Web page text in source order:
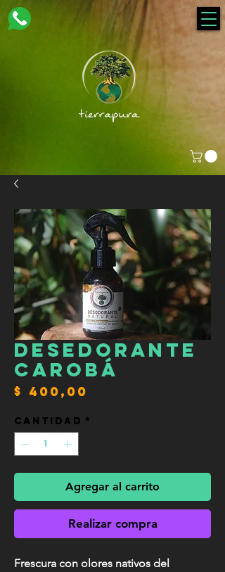
Desedorante
Carobá
$ 400,00
Cantidad *
Agregar al carrito
Realizar compra
Frescura con olores nativos del